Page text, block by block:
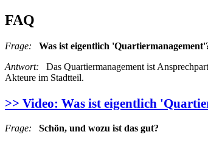
FAQ
Frage: Was ist eigentlich
Antwort: Das Quartiermanagement ist
Akteure im Stadtteil.
>> Video: Was ist eigentlich
Frage:
Schön, und wozu ist das gut?